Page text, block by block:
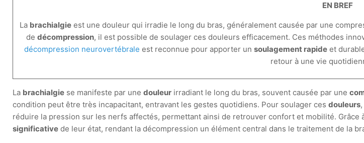
EN BREF
La brachialgieest une douleur qui irradie le long du bras, généralement causée par une
dedécompression, il est possible de soulager ces douleurs efficacement. Ces méthodes
décompression neurovertébrale est reconnue pour apporter un soulagement rapideet
retour à une vie
La brachialgie se manifeste par unedouleur irradiant le long du bras, souvent causée par une
condition peut être très incapacitant, entravant les gestes quotidiens. Pour soulager cesdouleurs
réduire la pression sur les nerfs affectés, permettant ainsi de retrouver confort et mobilité.
significative de leur état, rendant la décompression un élément central dans le traitement de la